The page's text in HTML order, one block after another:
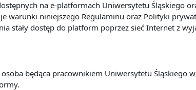
na e-platformach Uniwersytetu Śląskiego
warunki niniejszego Regulaminu oraz Polityki
stały dostęp do platform poprzez sieć Internet z
będąca pracownikiem Uniwersytetu Śląskiego